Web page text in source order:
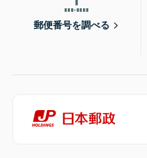
郵便番号を調べる